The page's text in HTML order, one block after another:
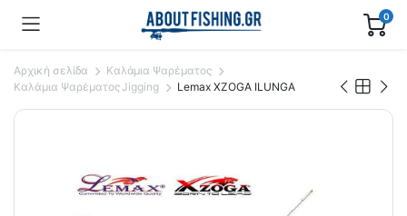
0
Αρχική σελίδα
Καλάμια Ψαρέματος
Καλάμια Ψαρέματος Jigging
Lemax XZOGA ILUNGA